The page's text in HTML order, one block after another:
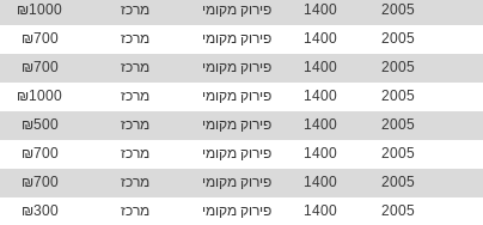
2005
1400 פירוק מקומי מרכז ₪1000
2005
1400 פירוק מקומי מרכז ₪700
2005
1400 פירוק מקומי מרכז ₪700
2005
1400 פירוק מקומי מרכז ₪1000
2005
1400 פירוק מקומי מרכז ₪500
2005
1400 פירוק מקומי מרכז ₪700
2005
1400 פירוק מקומי מרכז ₪700
2005
1400 פירוק מקומי מרכז ₪300